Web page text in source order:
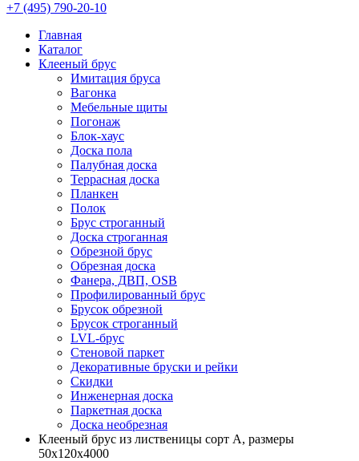
+7 (495) 790-20-10
Главная
Каталог
Клееный брус
Имитация бруса
Вагонка
Мебельные щиты
Погонаж
Блок-хаус
Доска пола
Палубная доска
Террасная доска
Планкен
Полок
Брус строганный
Доска строганная
Обрезной брус
Обрезная доска
Фанера, ДВП, OSB
Профилированный брус
Брусок обрезной
Брусок строганный
LVL-брус
Стеновой паркет
Декоративные бруски и рейки
Скидки
Инженерная доска
Паркетная доска
Доска необрезная
Клееный брус из лиственицы сорт А, размеры
50х120х4000